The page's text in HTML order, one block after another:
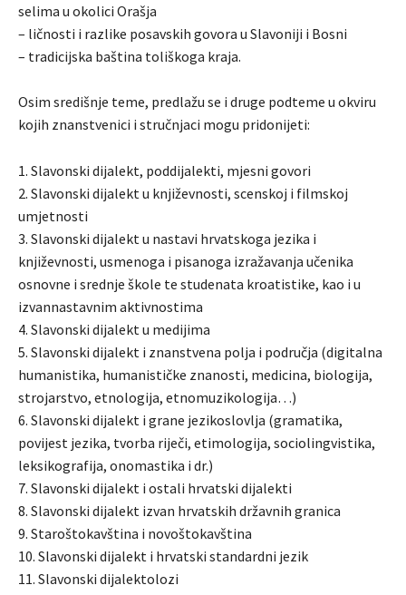
selima u okolici Orašja
– ličnosti i razlike posavskih govora u Slavoniji i Bosni
– tradicijska baština toliškoga kraja.
Osim središnje teme, predlažu se i druge podteme u okviru
kojih znanstvenici i stručnjaci mogu pridonijeti:
1. Slavonski dijalekt, poddijalekti, mjesni govori
2. Slavonski dijalekt u književnosti, scenskoj i filmskoj
umjetnosti
3. Slavonski dijalekt u nastavi hrvatskoga jezika i
književnosti, usmenoga i pisanoga izražavanja učenika
osnovne i srednje škole te studenata kroatistike, kao i u
izvannastavnim aktivnostima
4. Slavonski dijalekt u medijima
5. Slavonski dijalekt i znanstvena polja i područja (digitalna
humanistika, humanističke znanosti, medicina, biologija,
strojarstvo, etnologija, etnomuzikologija…)
6. Slavonski dijalekt i grane jezikoslovlja (gramatika,
povijest jezika, tvorba riječi, etimologija, sociolingvistika,
leksikografija, onomastika i dr.)
7. Slavonski dijalekt i ostali hrvatski dijalekti
8. Slavonski dijalekt izvan hrvatskih državnih granica
9. Staroštokavština i novoštokavština
10. Slavonski dijalekt i hrvatski standardni jezik
11. Slavonski dijalektolozi